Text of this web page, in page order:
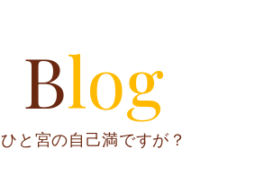
Blog
ひと宮の自己満ですが？